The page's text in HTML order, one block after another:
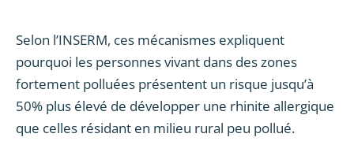
Selon l’INSERM, ces mécanismes expliquent
pourquoi les personnes vivant dans des zones
fortement polluées présentent un risque jusqu’à
50% plus élevé de développer une rhinite allergique
que celles résidant en milieu rural peu pollué.